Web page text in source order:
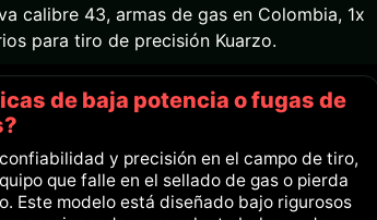
calibre 43, armas de gas en Colombia, 1x
para tiro de precisión Kuarzo.
de baja potencia o fugas de
y precisión en el campo de tiro,
que falle en el sellado de gas o pierda
Este modelo está diseñado bajo rigurosos